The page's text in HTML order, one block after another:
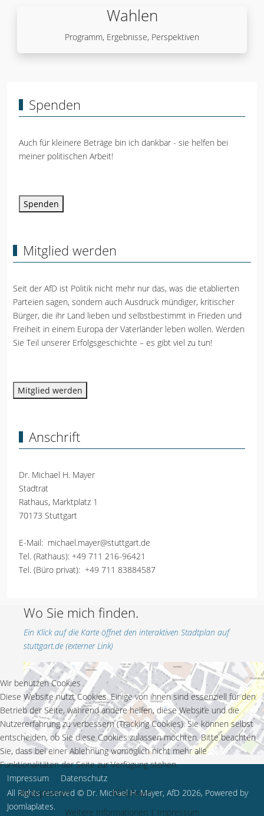
Wahlen
Programm, Ergebnisse, Perspektiven
Spenden
Auch für kleinere Beträge bin ich dankbar - sie helfen bei
meiner politischen Arbeit!
Spenden
Mitglied werden
Seit der AfD ist Politik nicht mehr nur das, was die etablierten
Parteien sagen, sondern auch Ausdruck mündiger, kritischer
Bürger, die ihr Land lieben und selbstbestimmt in Frieden und
Freiheit in einem Europa der Vaterländer leben wollen. Werden
Sie Teil unserer Erfolgsgeschichte – es gibt viel zu tun!
Mitglied werden
Anschrift
Dr. Michael H. Mayer
Stadtrat
Rathaus, Marktplatz 1
70173 Stuttgart
E-Mail: michael.mayer@stuttgart.de
Tel. (Rathaus): +49 711 216-96421
Tel. (Büro privat): +49 711 83884587
Wo Sie mich finden.
Ein Klick auf die Karte öffnet den interaktiven Stadtplan auf
stuttgart.de (externer Link)
Impressum
Datenschutz
All Rights reserved © Dr. Michael H. Mayer, AfD 2026, Powered by
Joomlaplates.
Wir benutzen Cookies
Diese Website nutzt Cookies. Einige von ihnen sind essenziell für den
Betrieb der Seite, während andere helfen, diese Website und die
Nutzererfahrung zu verbessern (Tracking Cookies). Sie können selbst
entscheiden, ob Sie diese Cookies zulassen möchten. Bitte beachten
Sie, dass bei einer Ablehnung womöglich nicht mehr alle
Funktionalitäten der Seite zur Verfügung stehen.
Akzeptieren Ablehnen
Weitere Informationen | Impressum